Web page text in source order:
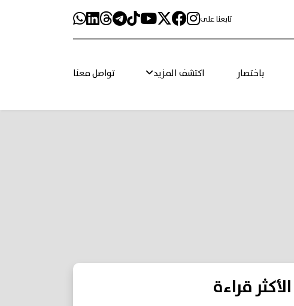
تابعنا على
باختصار اكتشف المزيد تواصل معنا
الأكثر قراءة